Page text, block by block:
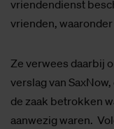
vriendendienst
vrienden, waaronder
Ze verwees daarbij
verslag van
de zaak betrokken
aanwezig waren.